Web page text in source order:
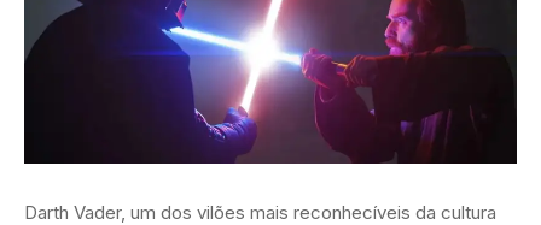
Darth Vader, um dos vilões mais reconhecíveis da cultura